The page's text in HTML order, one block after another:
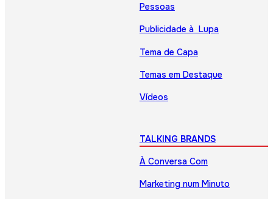
Pessoas
Publicidade à Lupa
Tema de Capa
Temas em Destaque
Vídeos
TALKING BRANDS
À Conversa Com
Marketing num Minuto